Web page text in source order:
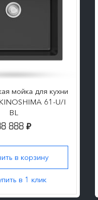
мойка для кухни
61-U/I
BL
888 ₽
в корзину
в 1 клик